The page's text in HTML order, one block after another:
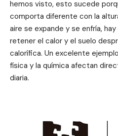
hemos visto, esto sucede
comporta diferente con la
aire se expande y se enfría,
retener el calor y el suelo
calorífica. Un excelente
física y la química afectan
diaria.